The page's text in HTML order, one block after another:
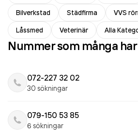
Bilverkstad
Städfirma
VVS
Låssmed
Veterinär Alla
Nummer som många
072-227 32 02
30 sökningar
079-150 53 85
6 sökningar